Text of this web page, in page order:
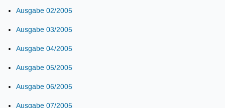
Ausgabe 02/2005
Ausgabe 03/2005
Ausgabe 04/2005
Ausgabe 05/2005
Ausgabe 06/2005
Ausgabe 07/2005